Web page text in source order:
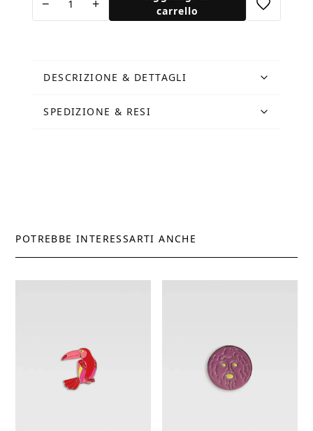
Parrocchetto
− +
carrello
DESCRIZIONE & DETTAGLI
SPEDIZIONE & RESI
POTREBBE INTERESSARTI ANCHE